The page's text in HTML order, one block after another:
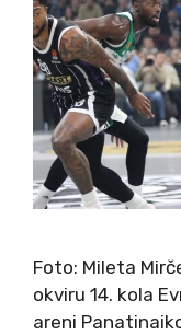
Foto: Mileta
okviru 14. kola
areni